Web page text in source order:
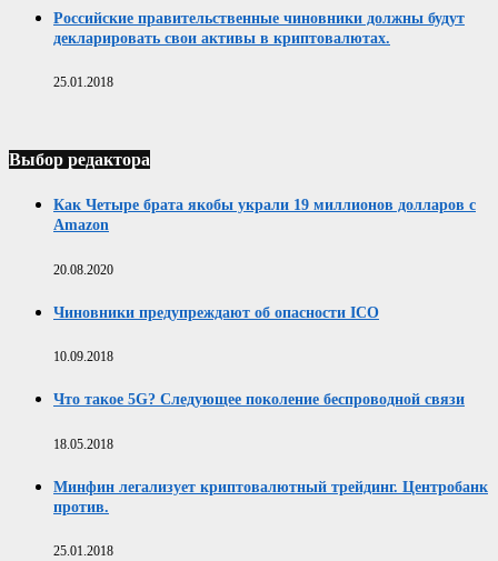
Российские правительственные чиновники должны будут
декларировать свои активы в криптовалютах.
25.01.2018
Выбор редактора
Как Четыре брата якобы украли 19 миллионов долларов с
Amazon
20.08.2020
Чиновники предупреждают об опасности ICO
10.09.2018
Что такое 5G? Следующее поколение беспроводной связи
18.05.2018
Минфин легализует криптовалютный трейдинг. Центробанк
против.
25.01.2018